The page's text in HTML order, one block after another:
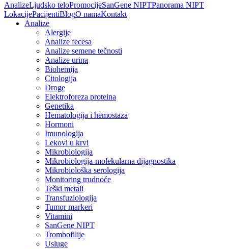
AnalizeLjudsko teloPromocijeSanGene NIPTPanorama NIPT
LokacijePacijentiBlogO namaKontakt
Analize
Alergije
Analize fecesa
Analize semene tečnosti
Analize urina
Biohemija
Citologija
Droge
Elektroforeza proteina
Genetika
Hematologija i hemostaza
Hormoni
Imunologija
Lekovi u krvi
Mikrobiologija
Mikrobiologija-molekularna dijagnostika
Mikrobiološka serologija
Monitoring trudnoće
Teški metali
Transfuziologija
Tumor markeri
Vitamini
SanGene NIPT
Trombofilije
Usluge